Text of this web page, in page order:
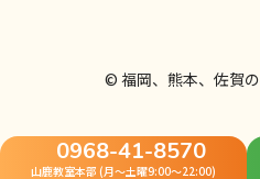
0968-41-8570
山鹿教室本部 (月〜土曜9:00～22:00)
© 福岡、熊本、佐賀